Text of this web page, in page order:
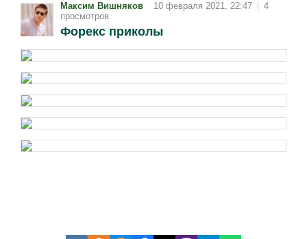
Максим Вишняков 10 февраля 2021, 22:47
4
просмотров
Форекс приколы